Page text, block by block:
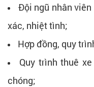
Đội ngũ nhân
xác, nhiệt tình;
Hợp đồng, quy
Quy trình thuê
chóng;